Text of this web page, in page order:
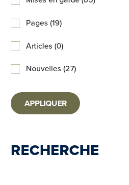
Pages (19)
Articles (0)
Nouvelles (27)
APPLIQUER
RECHERCHE